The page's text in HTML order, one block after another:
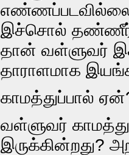
எண்ணப்படவில்லை.
இச்சொல்‌
தான்‌ வள்ளுவர்‌
தாராளமாக
காமத்துப்பால்‌
வள்ளுவர்‌
இருக்கின்றது?